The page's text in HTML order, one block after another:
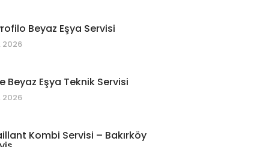
Beyaz Eşya Servisi
2026
Beyaz Eşya Teknik Servisi
2026
Kombi Servisi – Bakırköy